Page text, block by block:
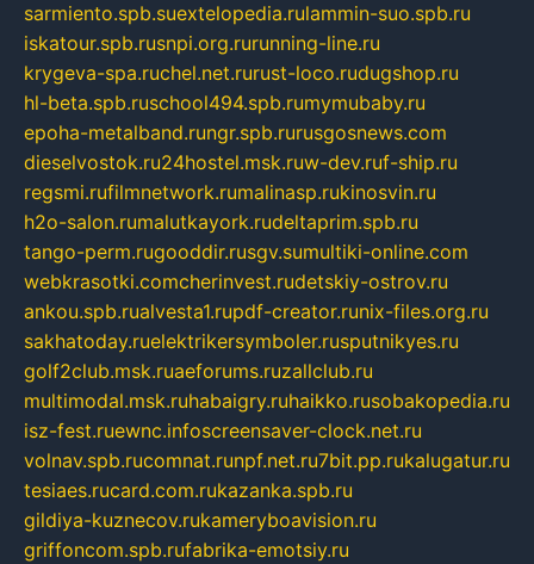
sarmiento.spb.suextelopedia.rulammin-suo.spb.ru
iskatour.spb.rusnpi.org.rurunning-line.ru
krygeva-spa.ruchel.net.rurust-loco.rudugshop.ru
hl-beta.spb.ruschool494.spb.rumymubaby.ru
epoha-metalband.rungr.spb.rurusgosnews.com
dieselvostok.ru24hostel.msk.ruw-dev.ruf-ship.ru
regsmi.rufilmnetwork.rumalinasp.rukinosvin.ru
h2o-salon.rumalutkayork.rudeltaprim.spb.ru
tango-perm.rugooddir.rusgv.sumultiki-online.com
webkrasotki.comcherinvest.rudetskiy-ostrov.ru
ankou.spb.rualvesta1.rupdf-creator.runix-files.org.ru
sakhatoday.ruelektrikersymboler.rusputnikyes.ru
golf2club.msk.ruaeforums.ruzallclub.ru
multimodal.msk.ruhabaigry.ruhaikko.rusobakopedia.ru
isz-fest.ruewnc.infoscreensaver-clock.net.ru
volnav.spb.rucomnat.runpf.net.ru7bit.pp.rukalugatur.ru
tesiaes.rucard.com.rukazanka.spb.ru
gildiya-kuznecov.rukameryboavision.ru
griffoncom.spb.rufabrika-emotsiy.ru